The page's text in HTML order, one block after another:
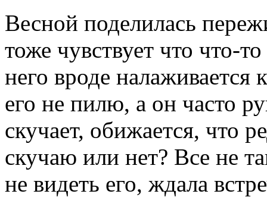
Весной поделилась
тоже чувствует что что-
него вроде
его не пилю, а он часто
скучает, обижается, что
скучаю или нет? Все не
не видеть его, ждала